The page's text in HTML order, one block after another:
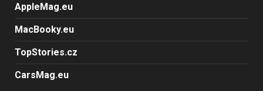
AppleMag.eu
MacBooky.eu
TopStories.cz
CarsMag.eu